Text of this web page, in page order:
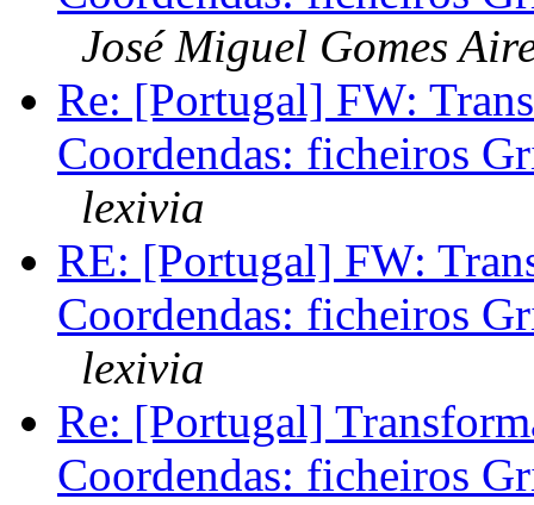
José Miguel Gomes
Re: [Portugal] FW:
Coordendas: ficheiros
lexivia
RE: [Portugal] FW:
Coordendas: ficheiros
lexivia
Re: [Portugal]
Coordendas: ficheiros